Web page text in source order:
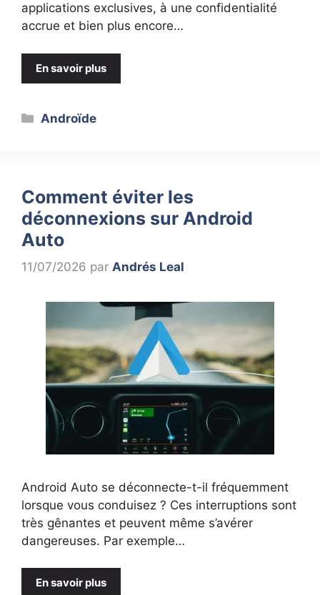
applications exclusives, à une confidentialité
accrue et bien plus encore…
En savoir plus
Catégories
Androïde
Comment éviter les
déconnexions sur Android
Auto
11/07/2026 par Andrés Leal
Android Auto se déconnecte-t-il fréquemment
lorsque vous conduisez ? Ces interruptions sont
très gênantes et peuvent même s’avérer
dangereuses. Par exemple…
En savoir plus